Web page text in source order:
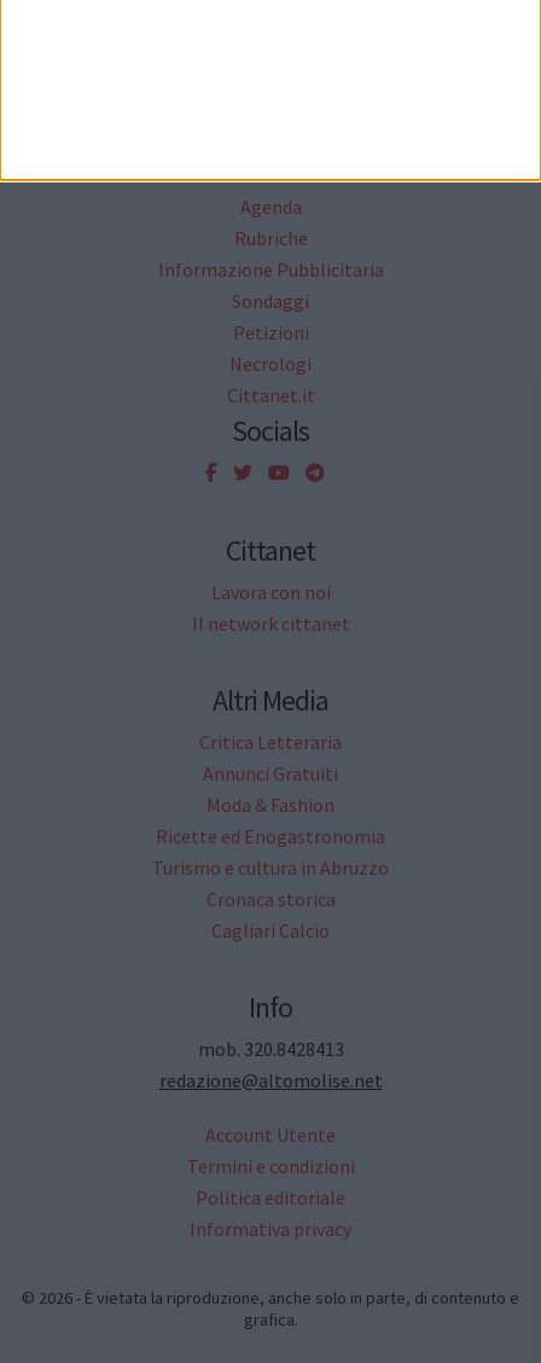
Redazione
Agenda
Rubriche
Informazione Pubblicitaria
Sondaggi
Petizioni
Necrologi
Cittanet.it
Socials
Cittanet
Lavora con noi
Il network cittanet
Altri Media
Critica Letteraria
Annunci Gratuiti
Moda & Fashion
Ricette ed Enogastronomia
Turismo e cultura in Abruzzo
Cronaca storica
Cagliari Calcio
Info
mob. 320.8428413
redazione@altomolise.net
Account Utente
Termini e condizioni
Politica editoriale
Informativa privacy
© 2026 - È vietata la riproduzione, anche solo in parte, di contenuto e
grafica.